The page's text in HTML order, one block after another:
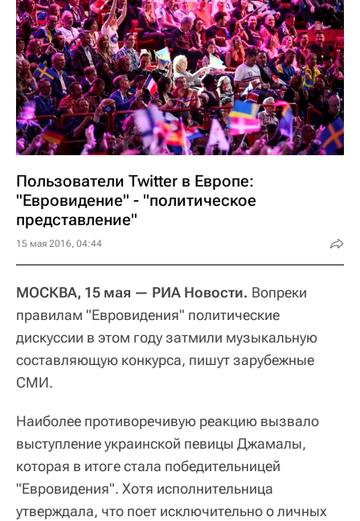
Пользователи Twitter в Европе:
"Евровидение" - "политическое
представление"
15 мая 2016, 04:44
МОСКВА, 15 мая — РИА Новости. Вопреки
правилам "Евровидения" политические
дискуссии в этом году затмили музыкальную
составляющую конкурса, пишут зарубежные
СМИ.
Наиболее противоречивую реакцию вызвало
выступление украинской певицы Джамалы,
которая в итоге стала победительницей
"Евровидения". Хотя исполнительница
утверждала, что поет исключительно о личных